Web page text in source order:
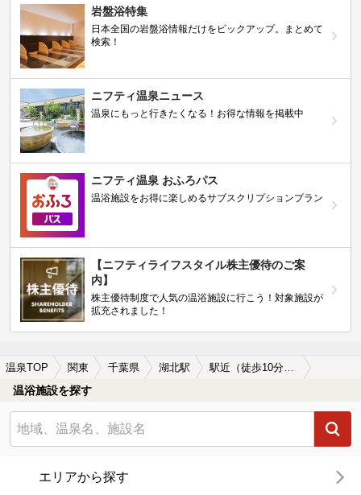
岩盤浴特集
日本全国の岩盤浴情報だけをピックアップ。まとめて
検索！
ニフティ温泉ニュース
温泉にもっと行きたくなる！お得な情報を掲載中
ニフティ温泉 おふろパス
温浴施設をお得に楽しめるサブスクリプションプラン
【ニフティライフスタイル株主優待のご案
内】
株主優待制度で人気の温浴施設に行こう！対象施設が
拡充されました！
温泉TOP 関東 千葉県 湖北駅 駅近（徒歩10分以内）の湖北駅近くの温泉、日帰り温泉、スーパー銭湯おすすめ
温浴施設を探す
エリアから探す